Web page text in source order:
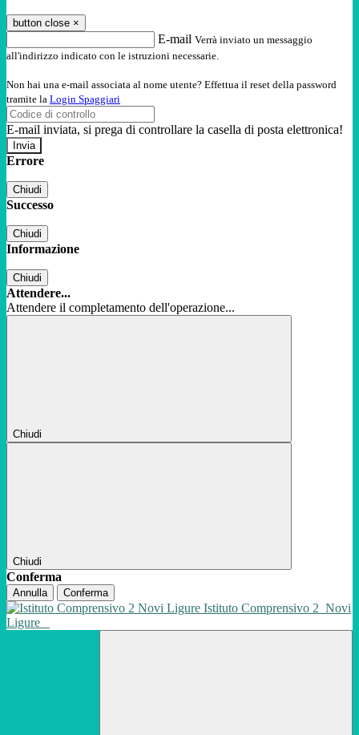
button close ×
E-mail Verrà inviato un messaggio
all'indirizzo indicato con le istruzioni necessarie.
Non hai una e-mail associata al nome utente? Effettua il reset della password
tramite la Login Spaggiari
E-mail inviata, si prega di controllare la casella di posta elettronica!
Errore
Chiudi
Successo
Chiudi
Informazione
Chiudi
Attendere...
Attendere il completamento dell'operazione...
Chiudi
Chiudi
Conferma
Annulla Conferma
Istituto Comprensivo 2 Novi
Ligure